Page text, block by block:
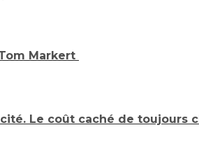
Markert
Le coût caché de toujours